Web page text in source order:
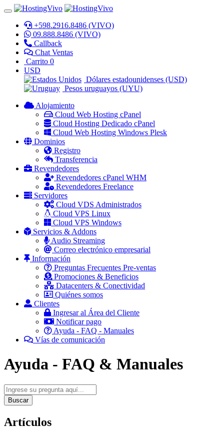
+598.2916.8486 (VIVO)
09.888.8486 (VIVO)
Callback
Chat Ventas
Carrito 0
USD
Dólares estadounidenses (USD)
Pesos uruguayos (UYU)
Alojamiento
Cloud Web Hosting cPanel
Cloud Hosting Dedicado cPanel
Cloud Web Hosting Windows Plesk
Dominios
Registro
Transferencia
Revendedores
Revendedores cPanel WHM
Revendedores Freelance
Servidores
Cloud VDS Administrados
Cloud VPS Linux
Cloud VPS Windows
Servicios & Addons
Audio Streaming
Correo electrónico empresarial
Información
Preguntas Frecuentes Pre-ventas
Promociones & Beneficios
Datacenters & Conectividad
Quiénes somos
Clientes
Ingresar al Área del Cliente
Notificar pago
Ayuda - FAQ - Manuales
Vías de comunicación
Ayuda - FAQ & Manuales
Buscar
Artículos